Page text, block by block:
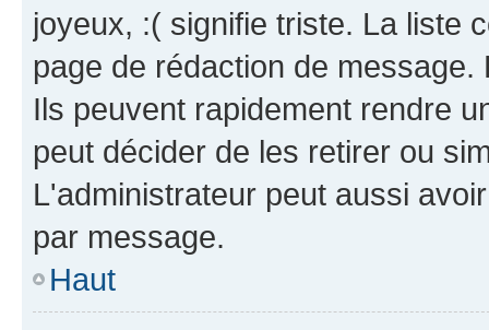
joyeux, :( signifie triste. La liste
page de rédaction de
Ils peuvent rapidement rendre
peut décider de les retirer ou
L'administrateur peut aussi
par message.
Haut